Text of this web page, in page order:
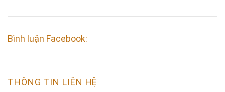
Bình luận Facebook:
THÔNG TIN LIÊN HỆ